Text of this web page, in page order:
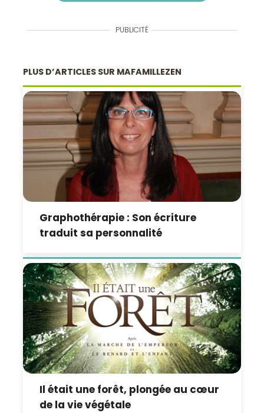
PUBLICITÉ
PLUS D’ARTICLES SUR MAFAMILLEZEN
Graphothérapie : Son écriture
traduit sa personnalité
Il était une forêt, plongée au cœur
de la vie végétale